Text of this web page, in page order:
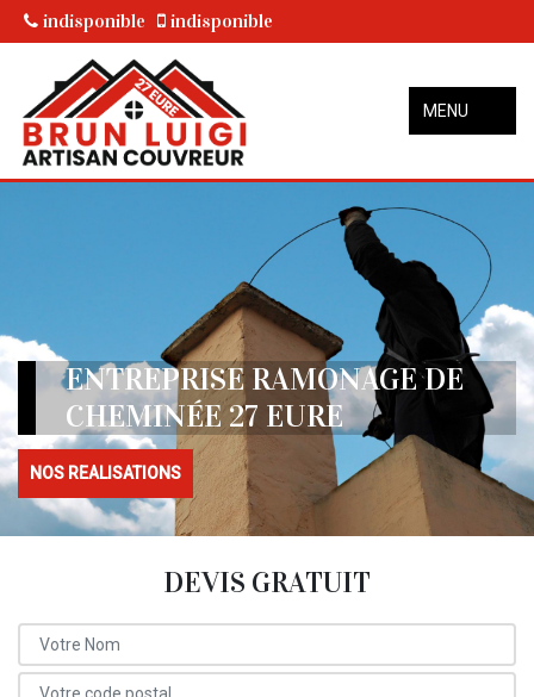
indisponible indisponible
MENU
ENTREPRISE RAMONAGE DE
CHEMINÉE 27 EURE
NOS REALISATIONS
DEVIS GRATUIT